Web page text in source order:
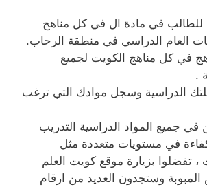
للطالب في مادة ال في كل مناهج
العام الدراسي في منطقة الرحاب.
في كل مناهج الكويت لجميع
.
الدراسية وسجل موادك التي ترغب
جميع المواد الدراسية التدريب
في مستويات متعددة مثل
، تفضلوا بزيارة موقع كويت العلم
المبوبة وستجدون العديد من ارقام